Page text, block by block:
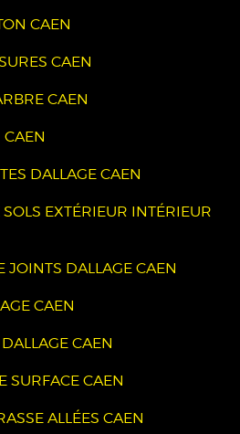
CAEN
CAEN
CAEN
CAEN
DALLAGE CAEN
EXTÉRIEUR INTÉRIEUR
JOINTS DALLAGE CAEN
CAEN
CAEN
SURFACE CAEN
ALLÉES CAEN